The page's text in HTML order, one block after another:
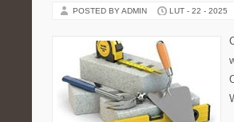
POSTED BY ADMIN LUT - 22 - 2025